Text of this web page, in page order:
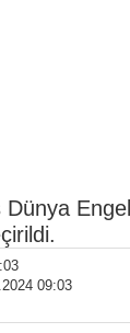
09:03